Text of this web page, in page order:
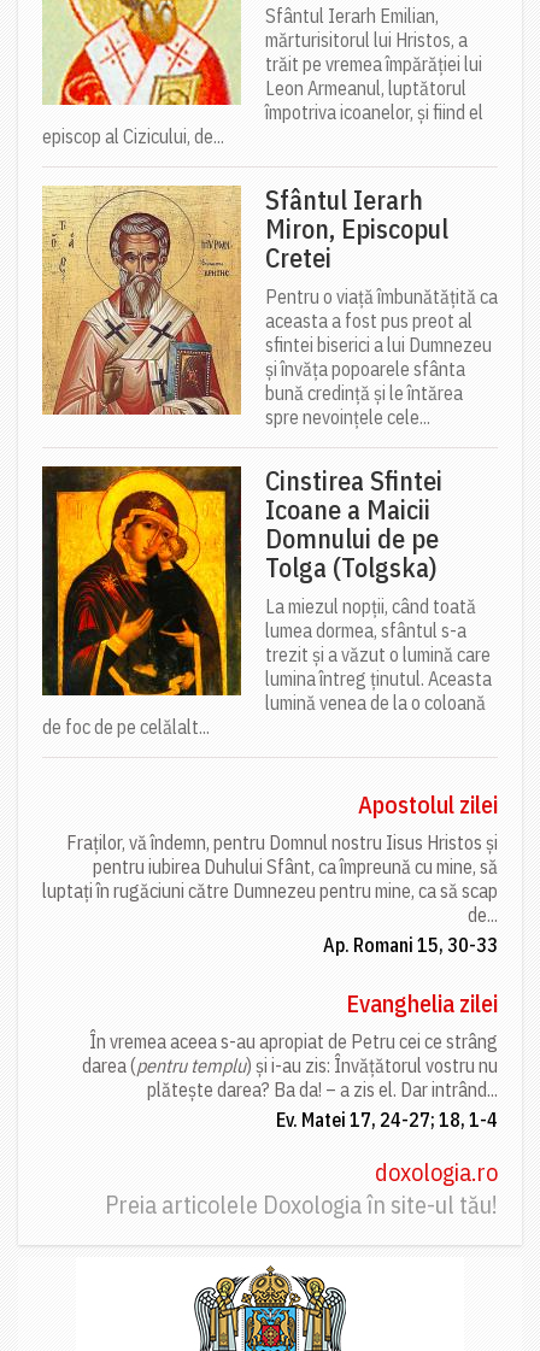
Sfântul Ierarh Emilian,
mărturisitorul lui Hristos, a
trăit pe vremea împărăției lui
Leon Armeanul, luptătorul
împotriva icoanelor, și fiind el
episcop al Cizicului, de...
Sfântul Ierarh
Miron, Episcopul
Cretei
Pentru o viață îmbunătățită ca
aceasta a fost pus preot al
sfintei biserici a lui Dumnezeu
și învăța popoarele sfânta
bună credință și le întărea
spre nevoințele cele...
Cinstirea Sfintei
Icoane a Maicii
Domnului de pe
Tolga (Tolgska)
La miezul nopții, când toată
lumea dormea, sfântul s-a
trezit și a văzut o lumină care
lumina întreg ținutul. Aceasta
lumină venea de la o coloană
de foc de pe celălalt...
Apostolul zilei
Fraților, vă îndemn, pentru Domnul nostru Iisus Hristos și
pentru iubirea Duhului Sfânt, ca împreună cu mine, să
luptați în rugăciuni către Dumnezeu pentru mine, ca să scap
de...
Ap. Romani 15, 30-33
Evanghelia zilei
În vremea aceea s-au apropiat de Petru cei ce strâng
darea (pentru templu) și i-au zis: Învățătorul vostru nu
plătește darea? Ba da! – a zis el. Dar intrând...
Ev. Matei 17, 24-27; 18, 1-4
doxologia.ro
Preia articolele Doxologia în site-ul tău!